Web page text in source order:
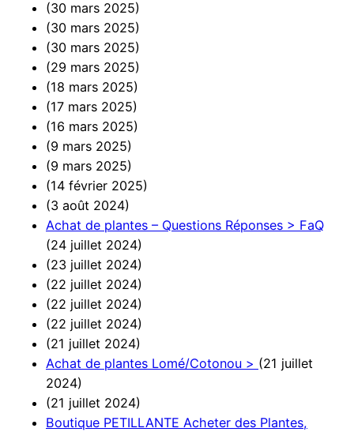
(30 mars 2025)
(30 mars 2025)
(30 mars 2025)
(29 mars 2025)
(18 mars 2025)
(17 mars 2025)
(16 mars 2025)
(9 mars 2025)
(9 mars 2025)
(14 février 2025)
(3 août 2024)
Achat de plantes – Questions Réponses > FaQ
(24 juillet 2024)
(23 juillet 2024)
(22 juillet 2024)
(22 juillet 2024)
(22 juillet 2024)
(21 juillet 2024)
Achat de plantes Lomé/Cotonou > (21 juillet
2024)
(21 juillet 2024)
Boutique PETILLANTE Acheter des Plantes,